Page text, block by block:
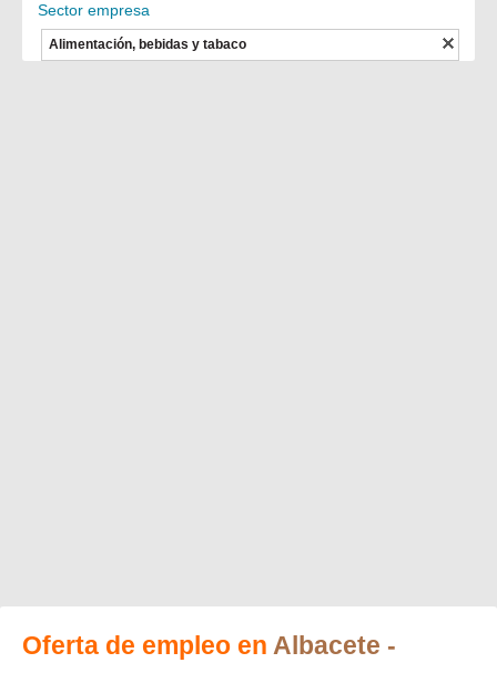
Sector empresa
Alimentación, bebidas y tabaco
Oferta de empleo en Albacete -